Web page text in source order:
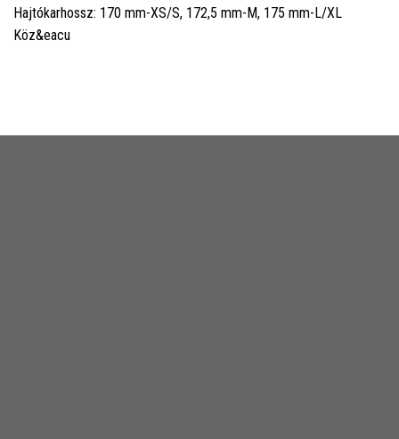
Hajtókarhossz: 170 mm-XS/S, 172,5 mm-M, 175 mm-L/XL
Köz&eacu